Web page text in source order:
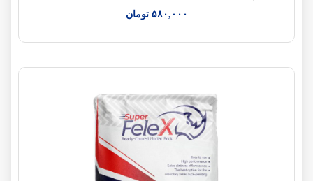
۵۸۰,۰۰۰ تومان